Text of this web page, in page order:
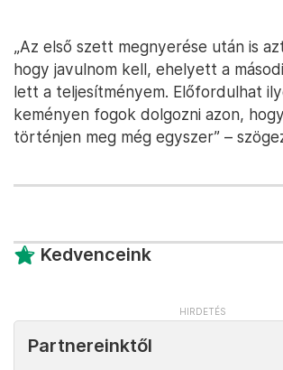
„Az első szett megnyerése után is
hogy javulnom kell, ehelyett a
lett a teljesítményem. Előfordulhat
keményen fogok dolgozni azon,
történjen meg még egyszer” –
Kedvenceink
Partnereinktől